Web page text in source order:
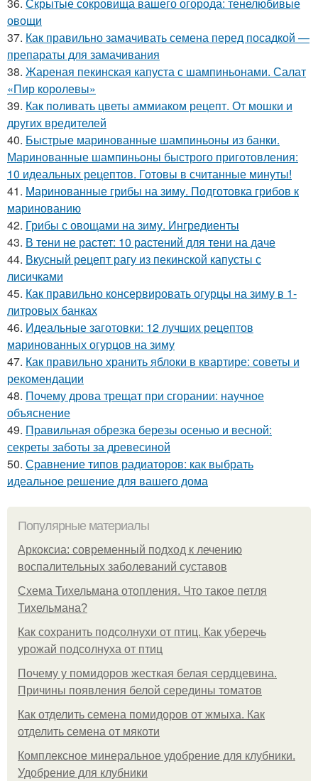
овощи
37. Как правильно замачивать семена перед посадкой —
препараты для замачивания
38. Жареная пекинская капуста с шампиньонами. Салат
«Пир королевы»
39. Как поливать цветы аммиаком рецепт. От мошки и
других вредителей
40. Быстрые маринованные шампиньоны из банки.
Маринованные шампиньоны быстрого приготовления:
10 идеальных рецептов. Готовы в считанные минуты!
41. Маринованные грибы на зиму. Подготовка грибов к
маринованию
42. Грибы с овощами на зиму. Ингредиенты
43. В тени не растет: 10 растений для тени на даче
44. Вкусный рецепт рагу из пекинской капусты с
лисичками
45. Как правильно консервировать огурцы на зиму в 1-
литровых банках
46. Идеальные заготовки: 12 лучших рецептов
маринованных огурцов на зиму
47. Как правильно хранить яблоки в квартире: советы и
рекомендации
48. Почему дрова трещат при сгорании: научное
объяснение
49. Правильная обрезка березы осенью и весной:
секреты заботы за древесиной
50. Сравнение типов радиаторов: как выбрать
идеальное решение для вашего дома
Популярные материалы
Аркоксиа: современный подход к лечению
воспалительных заболеваний суставов
Схема Тихельмана отопления. Что такое петля
Тихельмана?
Как сохранить подсолнухи от птиц. Как уберечь
урожай подсолнуха от птиц
Почему у помидоров жесткая белая сердцевина.
Причины появления белой середины томатов
Как отделить семена помидоров от жмыха. Как
отделить семена от мякоти
Комплексное минеральное удобрение для клубники.
Удобрение для клубники